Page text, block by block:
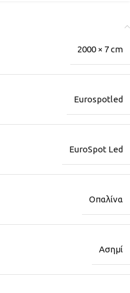
2000 × 7 cm
Eurospotled
EuroSpot Led
Οπαλίνα
Ασημί